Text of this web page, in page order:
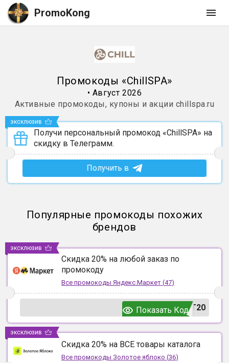
PromoKong
Промокоды «ChillSPA»
• Август 2026
Активные промокоды, купоны и акции chillspa.ru
Получи персональный промокод «ChillSPA» на
скидку в Телеграмм.
Получить в
эксклюзив
Популярные промокоды похожих
брендов
Скидка 20% на любой заказ по
промокоду
Все промокоды Яндекс.Маркет (47)
T20
Показать Код
эксклюзив
Скидка 20% на ВСЕ товары каталога
Все промокоды Золотое яблоко (36)
эксклюзив